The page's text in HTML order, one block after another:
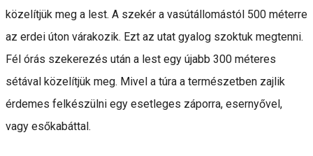
közelítjük meg a lest. A szekér a vasútállomástól 500 méterre
az erdei úton várakozik. Ezt az utat gyalog szoktuk megtenni.
Fél órás szekerezés után a lest egy újabb 300 méteres
sétával közelítjük meg. Mivel a túra a természetben zajlik
érdemes felkészülni egy esetleges záporra, esernyővel,
vagy esőkabáttal.